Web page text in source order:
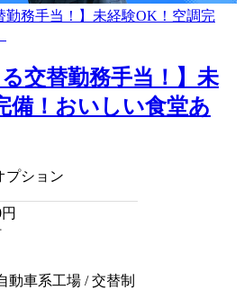
交替勤務手当！】未
備！おいしい食堂あ
プション
円
動車系工場 / 交替制